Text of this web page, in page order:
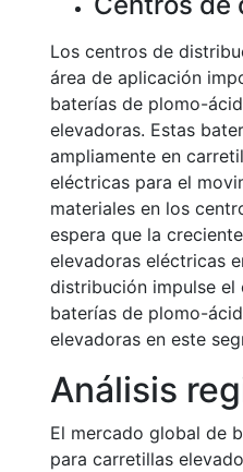
Los centros de
área de aplicación
baterías de plomo-
elevadoras. Estas
ampliamente en
eléctricas para el
materiales en los
espera que la
elevadoras eléctricas
distribución impulse el
baterías de plomo-
elevadoras en este
Análisis
El mercado global de
para carretillas